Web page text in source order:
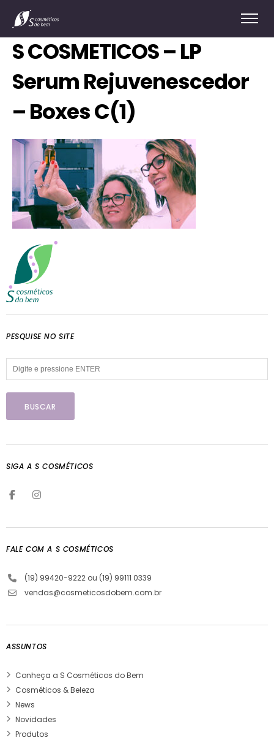
S COSMETICOS – LP
Serum Rejuvenescedor
– Boxes C(1)
PESQUISE NO SITE
SIGA A S COSMÉTICOS
FALE COM A S COSMÉTICOS
(19) 99420-9222 ou (19) 99111 0339
vendas@cosmeticosdobem.com.br
ASSUNTOS
Conheça a S Cosméticos do Bem
Cosméticos & Beleza
News
Novidades
Produtos